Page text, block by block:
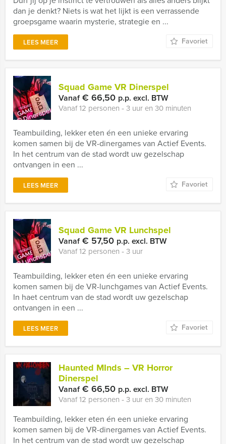
dan je denkt? Niets is wat het lijkt is een verrassende
groepsgame waarin mysterie, strategie en ...
LEES MEER Favoriet
Squad Game VR Dinerspel
Vanaf€ 66,50 p.p. excl. BTW
Vanaf 12 personen ‐ 3 uur en 30 minuten
Teambuilding, lekker eten én een unieke ervaring
komen samen bij de VR-dinergames van Actief Events.
In het centrum van de stad wordt uw gezelschap
ontvangen in een ...
LEES MEER Favoriet
Squad Game VR Lunchspel
Vanaf€ 57,50 p.p. excl. BTW
Vanaf 12 personen ‐ 3 uur
Teambuilding, lekker eten én een unieke ervaring
komen samen bij de VR-lunchgames van Actief Events.
In haet centrum van de stad wordt uw gezelschap
ontvangen in een ...
LEES MEER Favoriet
Haunted MInds – VR Horror
Dinerspel
Vanaf€ 66,50 p.p. excl. BTW
Vanaf 12 personen ‐ 3 uur en 30 minuten
Teambuilding, lekker eten én een unieke ervaring
komen samen bij de VR-dinergames van Actief Events.
In het centrum van de stad wordt uw gezelschap